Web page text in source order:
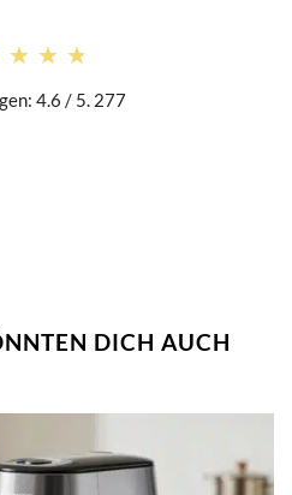
4.6 / 5. 277
DICH AUCH